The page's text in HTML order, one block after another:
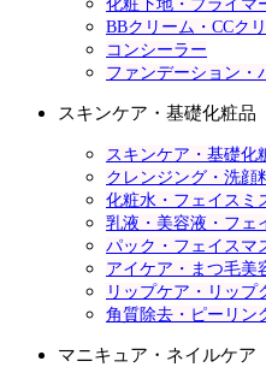
化粧下地・プライマ
BBクリーム・CCク
コンシーラー
ファンデーション・
スキンケア・基礎化粧品
スキンケア・基礎化
クレンジング・洗顔
化粧水・フェイスミ
乳液・美容液・フェ
パック・フェイスマ
アイケア・まつ毛美
リップケア・リップ
角質除去・ピーリン
マニキュア・ネイルケア